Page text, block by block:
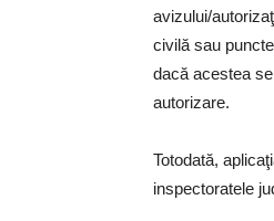
avizului/
civilă sau
dacă acestea
autorizare.
Totodată,
inspectoratele